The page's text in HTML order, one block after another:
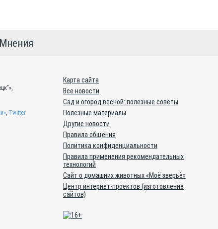
Мнения
, Twitter
Карта сайта
Все новости
Сад и огород весной: полезные советы
Полезные материалы
Другие новости
Правила общения
Политика конфиденциальности
Правила применения рекомендательных
технологий
Сайт о домашних животных «Моё зверьё»
Центр интернет-проектов (изготовление
сайтов)